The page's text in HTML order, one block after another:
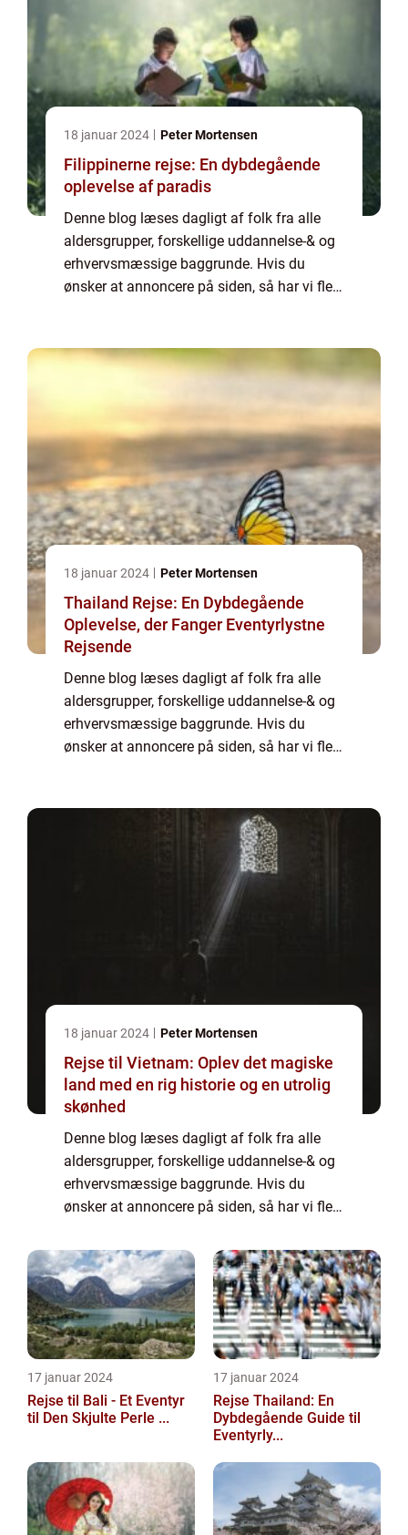
18 januar 2024 Peter Mortensen
Filippinerne rejse: En dybdegående
oplevelse af paradis
Denne blog læses dagligt af folk fra alle
aldersgrupper, forskellige uddannelse-& og
erhvervsmæssige baggrunde. Hvis du
ønsker at annoncere på siden, så har vi flere
18 januar 2024 Peter Mortensen
Thailand Rejse: En Dybdegående
Oplevelse, der Fanger Eventyrlystne
Rejsende
Denne blog læses dagligt af folk fra alle
aldersgrupper, forskellige uddannelse-& og
erhvervsmæssige baggrunde. Hvis du
ønsker at annoncere på siden, så har vi flere
18 januar 2024 Peter Mortensen
Rejse til Vietnam: Oplev det magiske
land med en rig historie og en utrolig
skønhed
Denne blog læses dagligt af folk fra alle
aldersgrupper, forskellige uddannelse-& og
erhvervsmæssige baggrunde. Hvis du
ønsker at annoncere på siden, så har vi flere
af mulighederne. Vil du gerne vide mere...
17 januar 2024
Rejse til Bali - Et Eventyr
til Den Skjulte Perle ...
17 januar 2024
Rejse Thailand: En
Dybdegående Guide til
Eventyrly...